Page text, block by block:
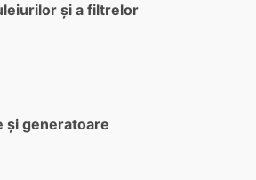
şi a filtrelor
şi generatoare